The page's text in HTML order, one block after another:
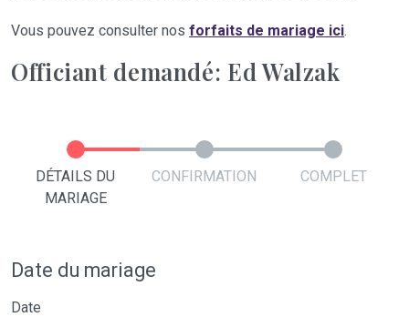
Vous pouvez consulter nos forfaits de mariage ici.
Officiant demandé: Ed Walzak
DÉTAILS DU
MARIAGE
CONFIRMATION COMPLET
Date du mariage
Date